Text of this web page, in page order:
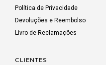
Política de Privacidade
Devoluções e Reembolso
Livro de Reclamações
CLIENTES